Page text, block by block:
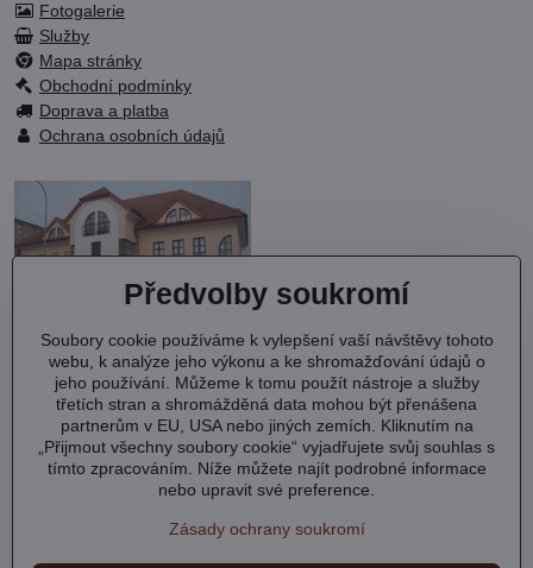
Fotogalerie
Služby
Mapa stránky
Obchodní podmínky
Doprava a platba
Ochrana osobních údajů
OC KVARTET s.r.o.
Debřská 1000
293 06 Kosmonosy
IČ: 27202577
DIČ: CZ27202577
Společnost je zapsána v OR vedeném MS v Praze oddíl C, vložka
z obchodního rejstříku.
Předvolby soukromí
Soubory cookie používáme k vylepšení vaší návštěvy tohoto
webu, k analýze jeho výkonu a ke shromažďování údajů o
jeho používání. Můžeme k tomu použít nástroje a služby
třetích stran a shromážděná data mohou být přenášena
partnerům v EU, USA nebo jiných zemích. Kliknutím na
„Přijmout všechny soubory cookie“ vyjadřujete svůj souhlas s
tímto zpracováním. Níže můžete najít podrobné informace
nebo upravit své preference.
Zásady ochrany soukromí